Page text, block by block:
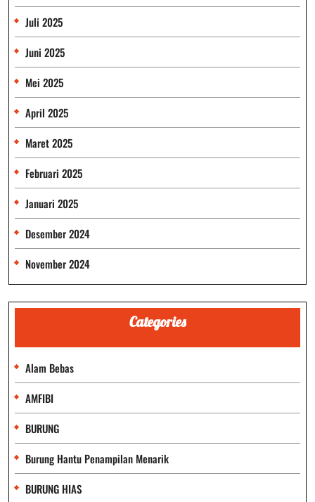
Juli 2025
Juni 2025
Mei 2025
April 2025
Maret 2025
Februari 2025
Januari 2025
Desember 2024
November 2024
Categories
Alam Bebas
AMFIBI
BURUNG
Burung Hantu Penampilan Menarik
BURUNG HIAS